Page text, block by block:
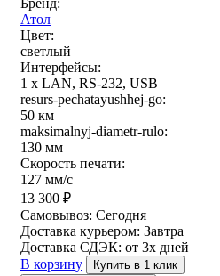
Бренд:
Атол
Цвет:
светлый
Интерфейсы:
1 x LAN, RS-232, USB
resurs-pechatayushhej-go:
50 км
maksimalnyj-diametr-rulo:
130 мм
Скорость печати:
127 мм/с
13 300 ₽
Самовывоз: Сегодня
Доставка курьером: Завтра
Доставка СДЭК: от 3х дней
В корзину
Купить в 1 клик